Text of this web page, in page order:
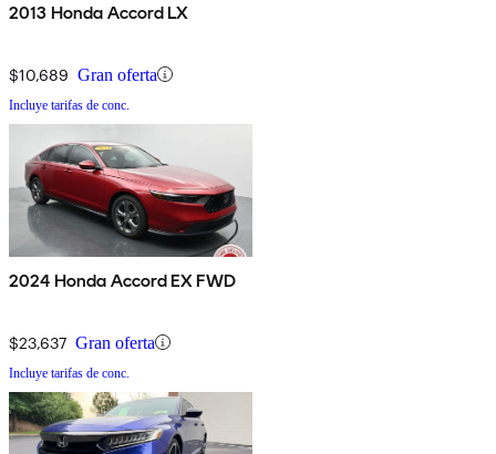
2013 Honda Accord LX
$10,689 Gran oferta
Incluye tarifas de conc.
2024 Honda Accord EX FWD
$23,637 Gran oferta
Incluye tarifas de conc.